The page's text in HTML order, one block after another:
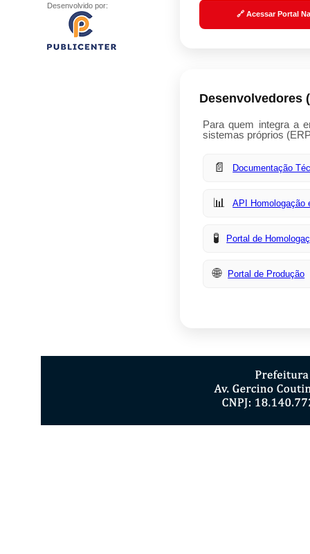
Desenvolvido por:
🔗 Acessar Portal
Desenvolvedores
Para quem integra a
sistemas próprios
📄 Documentação
📊 API Homologação
🧪 Portal de
🌐 Portal de Produção